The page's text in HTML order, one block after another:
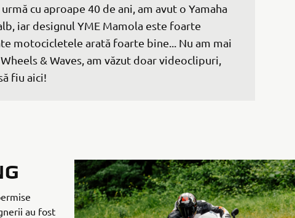
cu aproape 40 de ani, am avut o Yamaha
iar designul YME Mamola este foarte
motocicletele arată foarte bine... Nu am mai
& Waves, am văzut doar videoclipuri,
fiu aici!
au fost